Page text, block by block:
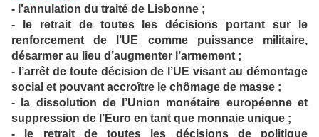
- l’annulation du traité de Lisbonne ;
- le retrait de toutes les décisions portant sur le
renforcement de l’UE comme puissance militaire,
désarmer au lieu d’augmenter l’armement ;
- l’arrêt de toute décision de l’UE visant au démontage
social et pouvant accroître le chômage de masse ;
- la dissolution de l’Union monétaire européenne et
suppression de l’Euro en tant que monnaie unique ;
- le retrait de toutes les décisions de politique